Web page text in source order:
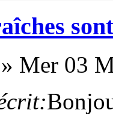
» Mer 03